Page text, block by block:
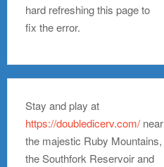
hard refreshing this page to
fix the error.
Stay and play at
https://doubledicerv.com/near
the majestic Ruby Mountains,
the Southfork Reservoir and